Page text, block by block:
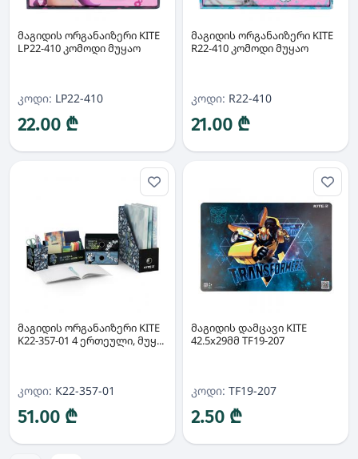
მაგიდის ორგანაიზერი KITE
LP22-410 კომოდი მუყაო
კოდი: LP22-410
22.00 ₾
მაგიდის ორგანაიზერი KITE
R22-410 კომოდი მუყაო
კოდი: R22-410
21.00 ₾
მაგიდის ორგანაიზერი KITE
K22-357-01 4 ერთეული, მუყ...
კოდი: K22-357-01
51.00 ₾
მაგიდის დამცავი KITE
42.5x29მმ TF19-207
კოდი: TF19-207
2.50 ₾